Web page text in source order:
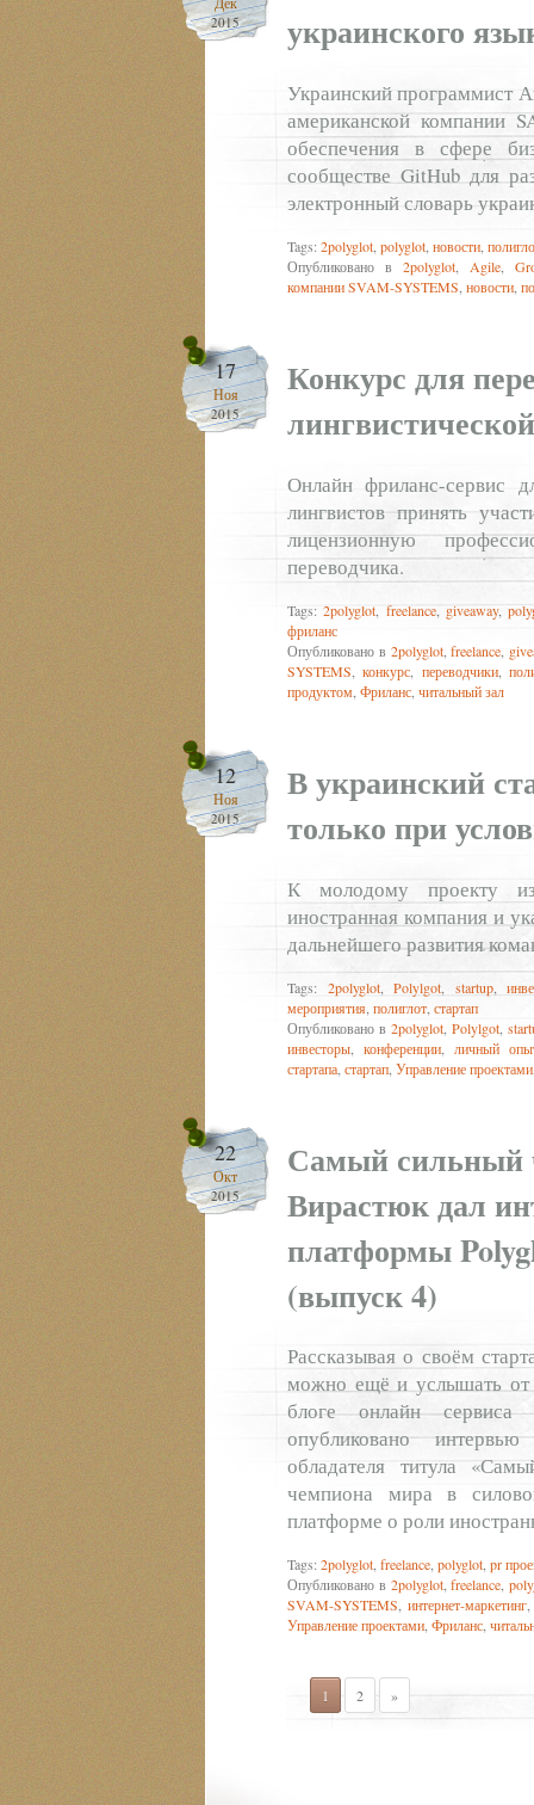
2015
украинского
Украинский программист
американской компании
обеспечения в сфере
сообществе GitHub для
электронный словарь
Tags: 2polyglot polyglot новости
Опубликовано в 2polyglot Agile
компании SVAM-SYSTEMS новости
17
Ноя
2015
Конкурс для
Онлайн фриланс-сервис
лингвистов принять
лицензионную
переводчика.
Tags:2polyglot freelance, giveaway,
фриланс
Опубликовано в 2polyglot,freelance
SYSTEMS ,конкурс переводчики,
продуктом Фриланс читальный зал
12
Ноя
2015
В украинский
только при
К молодому проекту из
иностранная компания и
дальнейшего развития
Tags: 2polyglot,Polylgot startup,
мероприятия полиглот стартап
Опубликовано в 2polyglot Polylgot
инвесторы
конференции
личный
стартапа стартап Управление проектами
22
Окт
2015
Самый сильный
Вирастюк дал
платформы
(выпуск 4)
Рассказывая о своём
можно ещё и услышать от
блоге онлайн
опубликовано
обладателя титула
чемпиона мира в
платформе о роли
Tags: 2polyglot,freelance,polyglot,pr
Опубликовано в 2polyglot,freelance,
SVAM-SYSTEMS, интернет-маркетинг
Управление проектами,Фриланс,
1 2 »